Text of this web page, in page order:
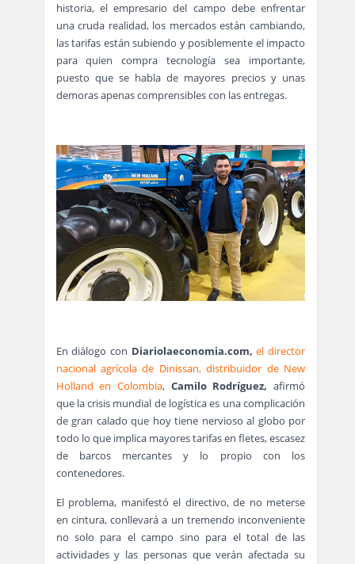
historia, el empresario del campo debe enfrentar
una cruda realidad, los mercados están cambiando,
las tarifas están subiendo y posiblemente el impacto
para quien compra tecnología sea importante,
puesto que se habla de mayores precios y unas
demoras apenas comprensibles con las entregas.
En diálogo con Diariolaeconomia.com, el director
nacional agrícola de Dinissan, distribuidor de New
Holland en Colombia, Camilo Rodríguez, afirmó
que la crisis mundial de logística es una complicación
de gran calado que hoy tiene nervioso al globo por
todo lo que implica mayores tarifas en fletes, escasez
de barcos mercantes y lo propio con los
contenedores.
El problema, manifestó el directivo, de no meterse
en cintura, conllevará a un tremendo inconveniente
no solo para el campo sino para el total de las
actividades y las personas que verán afectada su